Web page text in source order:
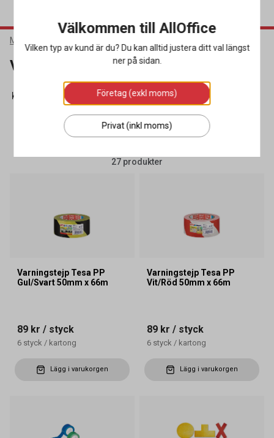
Möbler & Inredning
Varningstejp
Skyddsprofiler Stegpallar(3) Varningstejp
SORTERA FILTRERA
27 produkter
Varningstejp Tesa PP
Gul/Svart 50mm x 66m
89 kr / styck
6 styck / kartong
Lägg i varukorgen
Varningstejp Tesa PP
Vit/Röd 50mm x 66m
89 kr / styck
6 styck / kartong
Lägg i varukorgen
Välkommen till AllOffice
Vilken typ av kund är du? Du kan alltid justera ditt val längst
ner på sidan.
Företag (exkl moms)
Privat (inkl moms)